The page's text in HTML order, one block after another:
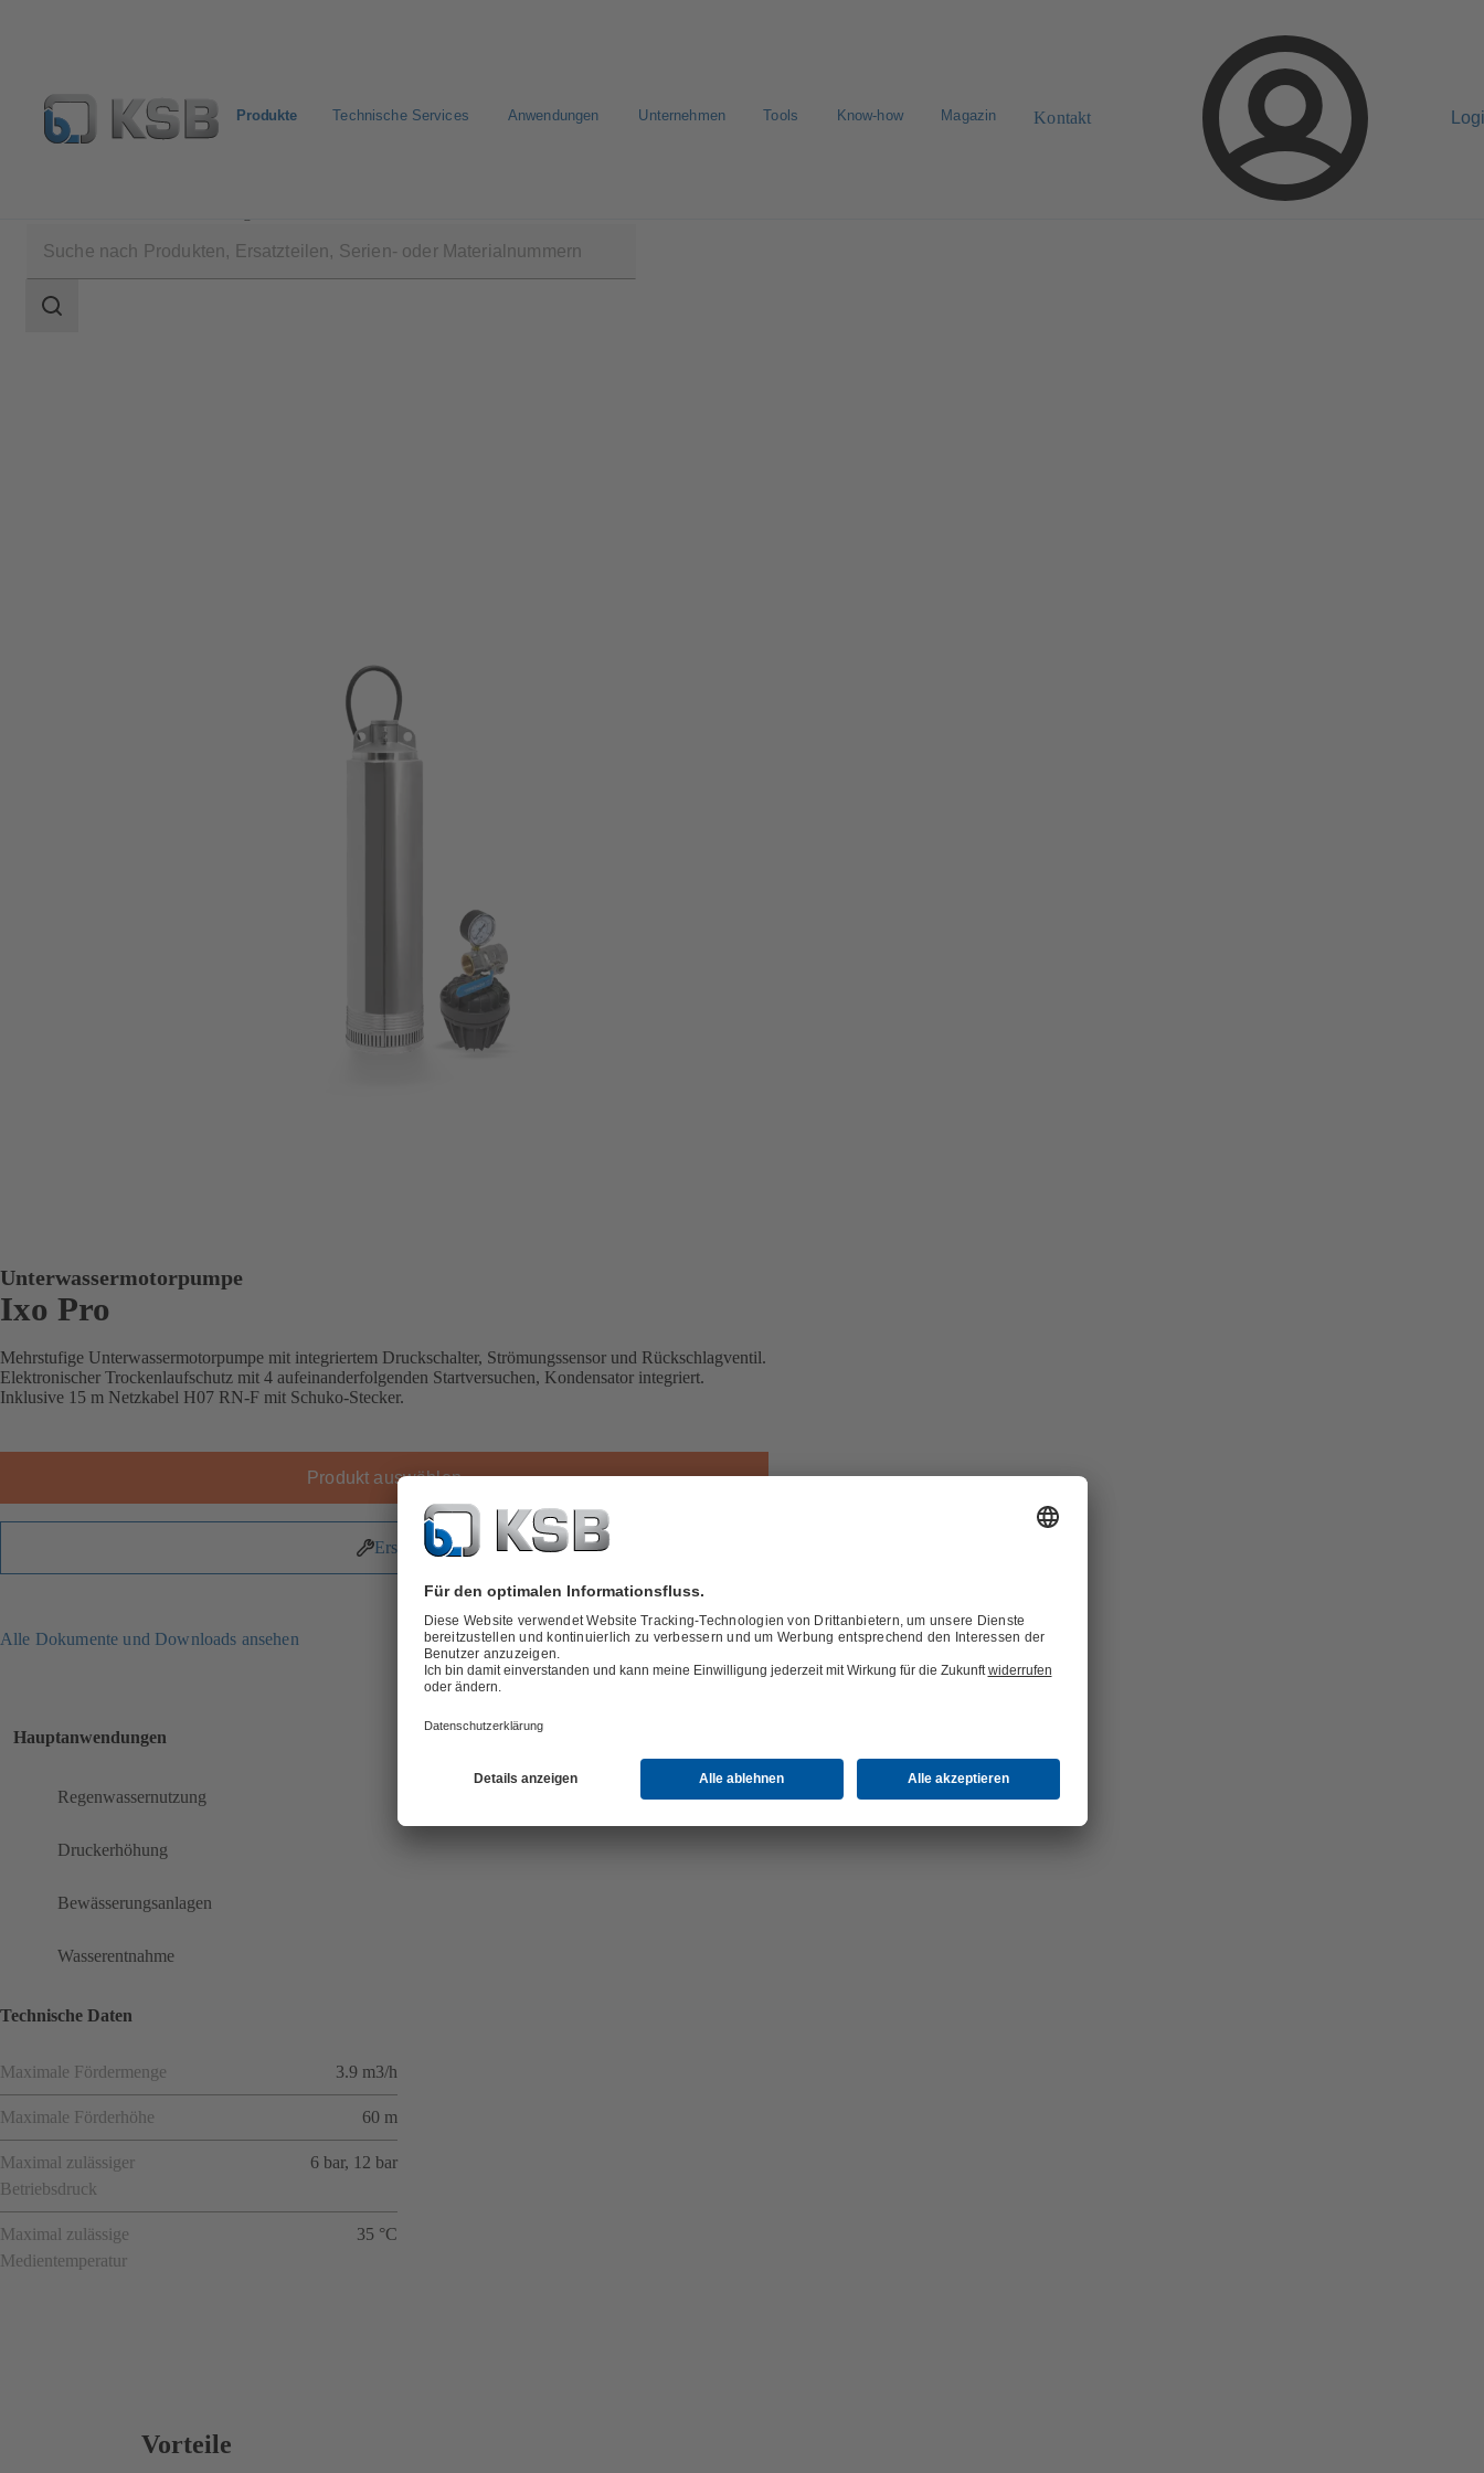
Produkte Technische Services Anwendungen Unternehmen Tools Know-how Magazin Kontakt
Suchbereich
Unterwassermotorpumpe
Ixo Pro
Mehrstufige Unterwassermotorpumpe mit integriertem Druckschalter, Strömungssensor und Rückschlagventil.
Elektronischer Trockenlaufschutz mit 4 aufeinanderfolgenden Startversuchen, Kondensator integriert.
Inklusive 15 m Netzkabel H07 RN-F mit Schuko-Stecker.
Produkt auswählen
Ersatzteile
Alle Dokumente und Downloads ansehen
Hauptanwendungen
Regenwassernutzung
Druckerhöhung
Bewässerungsanlagen
Wasserentnahme
Technische Daten
Maximale Fördermenge 3.9 m3/h
Maximale Förderhöhe 60 m
Maximal zulässiger
Betriebsdruck
6 bar, 12 bar
Maximal zulässige
Medientemperatur
35 °C
Vorteile